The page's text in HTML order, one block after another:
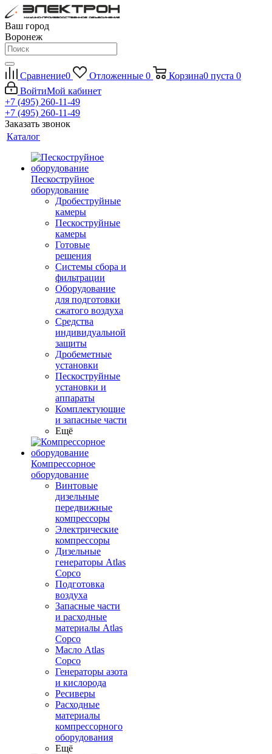
Ваш город
Воронеж
Сравнение0 Отложенные 0 Корзина0 пуста 0
ВойтиМой кабинет
+7 (495) 260-11-49
+7 (495) 260-11-49
Заказать звонок
Каталог
Пескоструйное
оборудование
Дробеструйные
камеры
Пескоструйные
камеры
Готовые
решения
Системы сбора и
фильтрации
Оборудование
для подготовки
сжатого воздуха
Средства
индивидуальной
защиты
Дробеметные
установки
Пескоструйные
установки и
аппараты
Комплектующие
и запасные части
Ещё
Компрессорное
оборудование
Винтовые
дизельные
передвижные
компрессоры
Электрические
компрессоры
Дизельные
генераторы Atlas
Copco
Подготовка
воздуха
Запасные части
и расходные
материалы Atlas
Copco
Масло Atlas
Copco
Генераторы азота
и кислорода
Ресиверы
Расходные
материалы
компрессорного
оборудования
Ещё